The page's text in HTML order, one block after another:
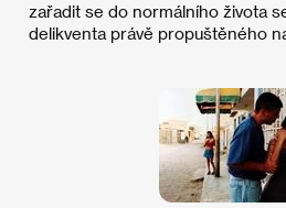
zařadit se do normálního života
delikventa právě propuštěného